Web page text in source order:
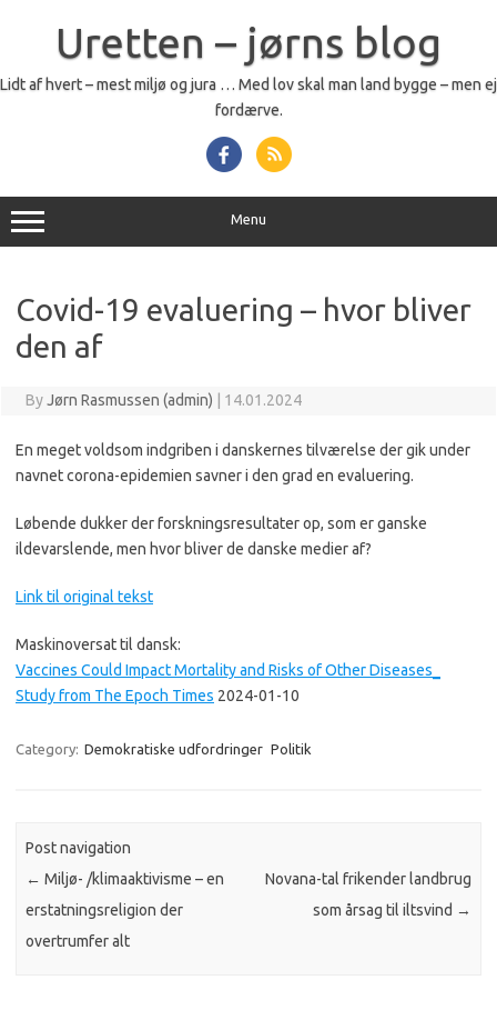
Uretten – jørns blog
Lidt af hvert – mest miljø og jura … Med lov skal man land bygge – men ej
fordærve.
Menu
Covid-19 evaluering – hvor bliver
den af
ByJørn Rasmussen (admin) 14.01.2024
En meget voldsom indgriben i danskernes tilværelse der gik under
navnet corona-epidemien savner i den grad en evaluering.
Løbende dukker der forskningsresultater op, som er ganske
ildevarslende, men hvor bliver de danske medier af?
Link til original tekst
Maskinoversat til dansk:
Vaccines Could Impact Mortality and Risks of Other Diseases_
Study from The Epoch Times 2024-01-10
Category: Demokratiske udfordringer Politik
Post navigation
← Miljø- /klimaaktivisme – en
erstatningsreligion der
overtrumfer alt
Novana-tal frikender landbrug
som årsag til iltsvind →